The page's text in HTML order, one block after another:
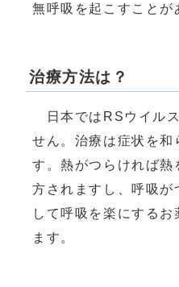
無呼吸を起こすことが
治療方法は？
日本ではRSウイル
せん。治療は症状を
す。熱がつらければ
方されますし、呼吸
して呼吸を楽にするお
ます。